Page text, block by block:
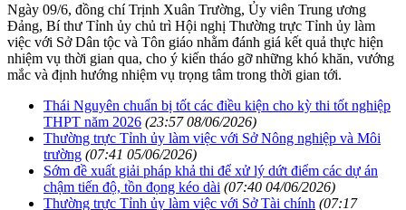
Ngày 09/6, đồng chí Trịnh Xuân Trường, Ủy viên Trung ương
Đảng, Bí thư Tỉnh ủy chủ trì Hội nghị Thường trực Tỉnh ủy làm
việc với Sở Dân tộc và Tôn giáo nhằm đánh giá kết quả thực hiện
nhiệm vụ thời gian qua, cho ý kiến tháo gỡ những khó khăn, vướng
mắc và định hướng nhiệm vụ trọng tâm trong thời gian tới.
Thái Nguyên chuẩn bị tốt các điều kiện cho kỳ thi tốt nghiệp
THPT năm 2026 (23:57 08/06/2026)
Thường trực Tỉnh ủy làm việc với Sở Nông nghiệp và Môi
trường (07:41 05/06/2026)
Sớm đề xuất giải pháp khả thi để xử lý dứt điểm các dự án
chậm tiến độ, tồn đọng kéo dài (07:40 04/06/2026)
Thường trực Tỉnh ủy làm việc với Sở Tài chính (07:17